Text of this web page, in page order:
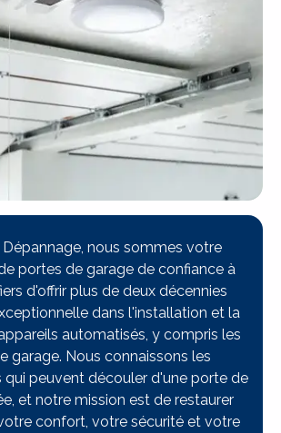
Dépannage, nous sommes votre
portes de garage de confiance à
d'offrir plus de deux décennies
dans l'installation et la
automatisés, y compris les
garage. Nous connaissons les
peuvent découler d'une porte de
et notre mission est de restaurer
confort, votre sécurité et votre